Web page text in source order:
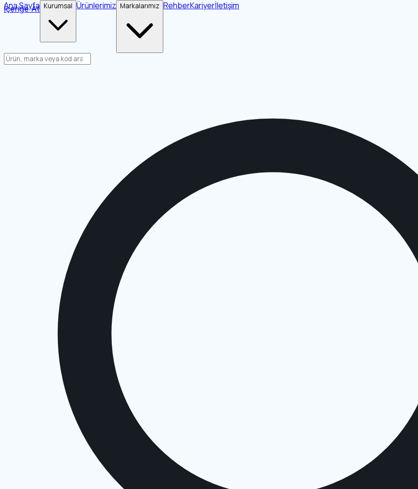
İçeriğe Atla
Ana Sayfa Kurumsal Ürünlerimiz Markalarımız RehberKariyerİletişim